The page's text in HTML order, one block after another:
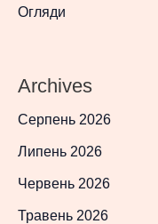
Огляди
Archives
Серпень 2026
Липень 2026
Червень 2026
Травень 2026